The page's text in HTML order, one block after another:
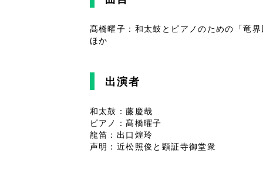
髙橋曜子：和太鼓とピアノのための「竜界
ほか
出演者
和太鼓：藤慶哉
ピアノ：髙橋曜子
龍笛：出口煌玲
声明：近松照俊と顕証寺御堂衆